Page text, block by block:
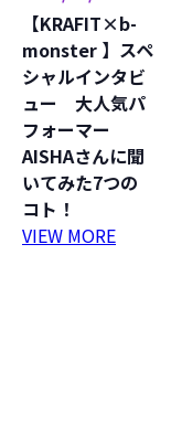
【KRAFIT×b-
monster 】スペ
シャルインタビ
ュー 大人気パ
フォーマー
AISHAさんに聞
いてみた7つの
コト！
VIEW MORE